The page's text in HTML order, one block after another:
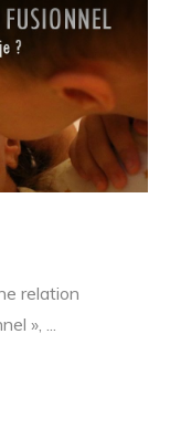
relation
»,